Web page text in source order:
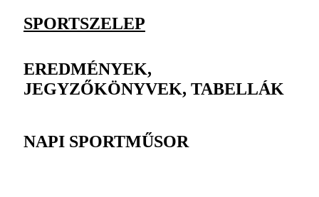
SPORTSZELEP
EREDMÉNYEK,
JEGYZŐKÖNYVEK, TABELLÁK
NAPI SPORTMŰSOR